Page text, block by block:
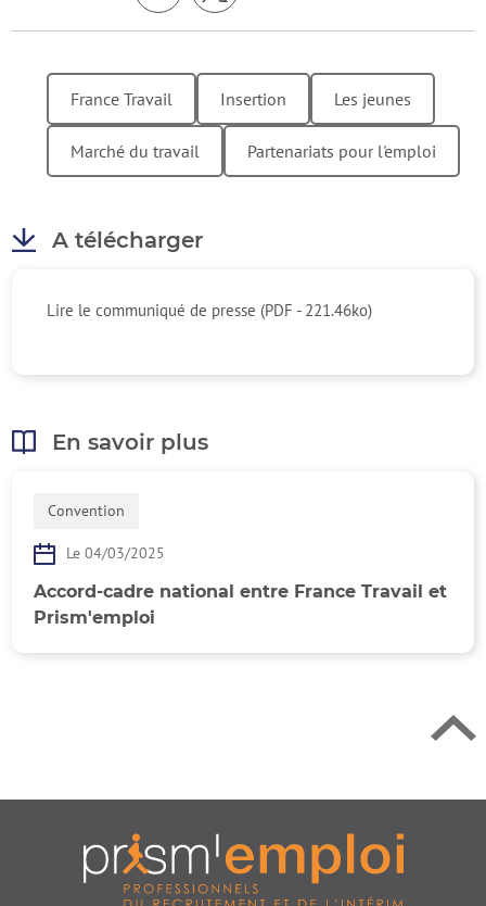
France Travail Insertion Les jeunes
Marché du travail Partenariats pour l'emploi
A télécharger
Lire le communiqué de presse (PDF - 221.46ko)
En savoir plus
Convention
Le 04/03/2025
Accord-cadre national entre France Travail et
Prism'emploi